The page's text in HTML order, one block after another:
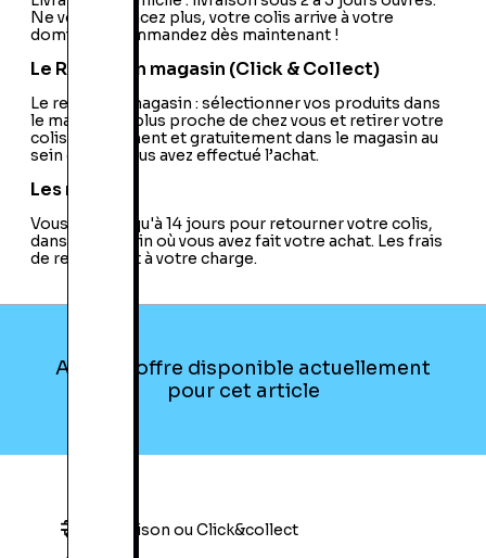
Ne vous déplacez plus, votre colis arrive à votre
domicile ! Commandez dès maintenant !
Le Retrait en magasin (Click & Collect)
Le retrait en magasin : sélectionner vos produits dans
le magasin le plus proche de chez vous et retirer votre
colis directement et gratuitement dans le magasin au
sein duquel vous avez effectué l’achat.
Les retours
Vous avez jusqu'à 14 jours pour retourner votre colis,
dans le magasin où vous avez fait votre achat. Les frais
de retour sont à votre charge.
Aucune offre disponible actuellement
pour cet article
Livraison ou Click&collect